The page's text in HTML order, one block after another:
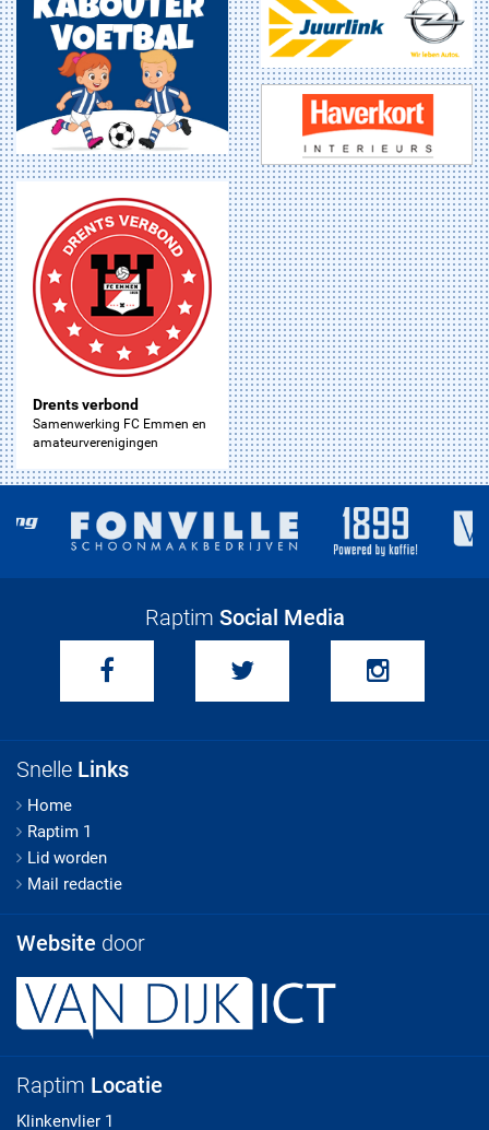
Drents verbond
Samenwerking FC Emmen en
amateurverenigingen
Raptim Social Media
Snelle Links
Home
Raptim 1
Lid worden
Mail redactie
Website door
Raptim Locatie
Klinkenvlier 1